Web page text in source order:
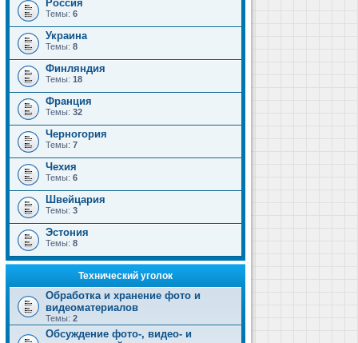
Россия
Темы: 6
Украина
Темы: 8
Финляндия
Темы: 18
Франция
Темы: 32
Черногория
Темы: 7
Чехия
Темы: 6
Швейцария
Темы: 3
Эстония
Темы: 8
Технический уголок
Обработка и хранение фото и
видеоматериалов
Темы: 2
Обсуждение фото-, видео- и